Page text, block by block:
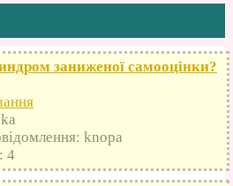
заниженої самооцінки?
knopa
4